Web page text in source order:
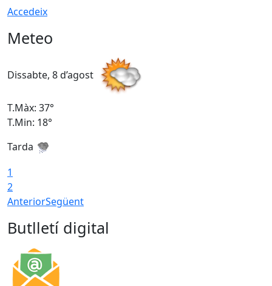
Accedeix
Meteo
Dissabte, 8 d’agost
T.Màx: 37°
T.Min: 18°
Tarda
1
2
AnteriorSegüent
Butlletí digital